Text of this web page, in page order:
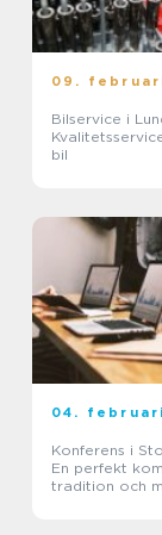
09.
Bilservice i
bil
04.
Konferens i
En perfekt
tradition och